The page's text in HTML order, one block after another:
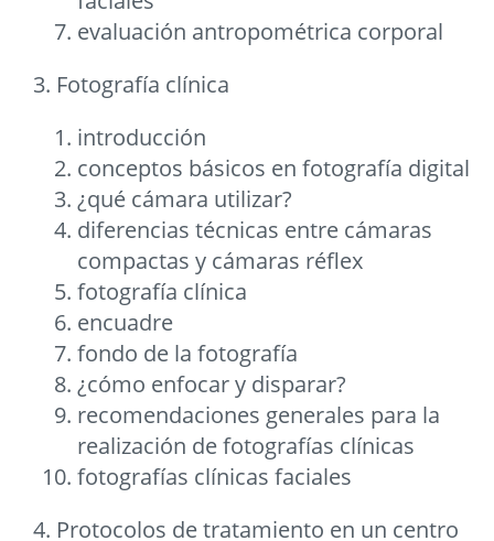
evaluación antropométrica corporal
3. Fotografía clínica
introducción
conceptos básicos en fotografía digital
¿qué cámara utilizar?
diferencias técnicas entre cámaras
compactas y cámaras réflex
fotografía clínica
encuadre
fondo de la fotografía
¿cómo enfocar y disparar?
recomendaciones generales para la
realización de fotografías clínicas
fotografías clínicas faciales
4. Protocolos de tratamiento en un centro